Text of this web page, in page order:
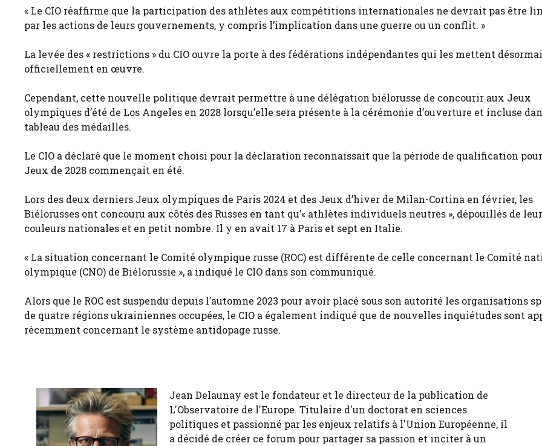
« Le CIO réaffirme que la participation des athlètes aux compétitions internationales ne devrait pas être
par les actions de leurs gouvernements, y compris l’implication dans une guerre ou un conflit. »
La levée des « restrictions » du CIO ouvre la porte à des fédérations indépendantes qui les mettent
officiellement en œuvre.
Cependant, cette nouvelle politique devrait permettre à une délégation biélorusse de concourir aux Jeux
olympiques d’été de Los Angeles en 2028 lorsqu’elle sera présente à la cérémonie d’ouverture et incluse
tableau des médailles.
Le CIO a déclaré que le moment choisi pour la déclaration reconnaissait que la période de qualification
Jeux de 2028 commençait en été.
Lors des deux derniers Jeux olympiques de Paris 2024 et des Jeux d’hiver de Milan-Cortina en février, les
Biélorusses ont concouru aux côtés des Russes en tant qu’« athlètes individuels neutres », dépouillés de
couleurs nationales et en petit nombre. Il y en avait 17 à Paris et sept en Italie.
« La situation concernant le Comité olympique russe (ROC) est différente de celle concernant le Comité
olympique (CNO) de Biélorussie », a indiqué le CIO dans son communiqué.
Alors que le ROC est suspendu depuis l’automne 2023 pour avoir placé sous son autorité les organisations
de quatre régions ukrainiennes occupées, le CIO a également indiqué que de nouvelles inquiétudes sont
récemment concernant le système antidopage russe.
Jean Delaunay est le fondateur et le directeur de la publication de
L'Observatoire de l'Europe. Titulaire d'un doctorat en sciences
politiques et passionné par les enjeux relatifs à l'Union Européenne, il
a décidé de créer ce forum pour partager sa passion et inciter à un